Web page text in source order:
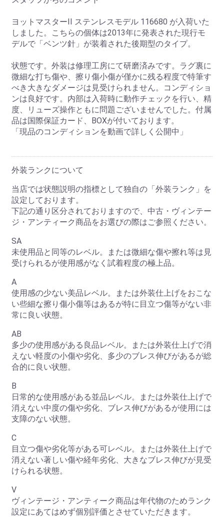
ヨットマスターII ステンレスモデル 116680 が入荷いた
しました。こちらの個体は2013年に発表された現行モ
デルで「ベンツ針」が装着された後期型のタイプ。
状態です。外装は修理工房にて研磨済みです。ラグ裏に
微細な打ち傷や、擦り傷小傷が僅かに残る程度で特筆す
べき大きなダメージは見受けられません。コンディショ
ンは良好です。内部は入荷時に動作チェックを行い、精
度、リューズ操作ともに問題ございませんでした。付属
品は国際保証カード、BOXが付いております。
「現品のコンディションを動画で詳しく公開中」
外装ランクについて
当店では状態説明の指標として独自の「外装ランク」を
設定しております。
下記の通り区分されておりますので、中古・ヴィンテー
ジ・アンティーク商品をお選びの際はご参照ください。
SA
未使用品と同等のレベル。または微細な傷や擦れ等は見
受けられるが使用感がなく試着程度の極上品。
A
使用感の少ない美品レベル。または外装仕上げをおこな
い些細な擦り傷小傷等はあるが特に目立つ傷等がない非
常に良い状態。
AB
多少の使用感がある良品レベル。または外装仕上げで消
えない軽度の小傷や劣化、多少のブレス伸びがあるが総
合的に良い状態。
B
日常的な使用感がある並品レベル。または外装仕上げで
消えない中度の傷や劣化、ブレス伸びがあるが使用には
支障のない状態。
C
目立つ傷や劣化等がある可レベル。または外装仕上げで
消えない著しい傷や経年劣化、大きなブレス伸びが見受
けられる状態。
V
ヴィンテージ・アンティーク商品は年代物のためランク
設定にあてはめず個別評価とさせていただきます。